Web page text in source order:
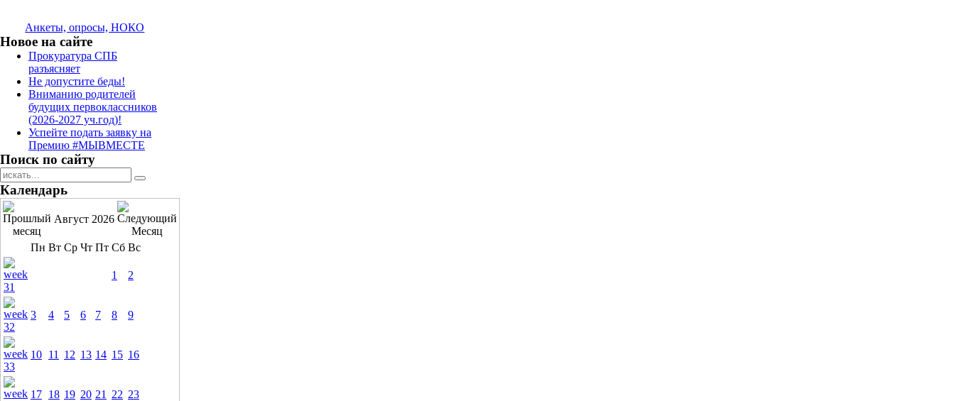
Анкеты, опросы, НОКО
Новое на сайте
Прокуратура СПБ
разъясняет
Не допустите беды!
Вниманию родителей
будущих первоклассников
(2026-2027 уч.год)!
Успейте подать заявку на
Премию #МЫВМЕСТЕ
Поиск по сайту
Календарь
Август 2026
Пн Вт Ср Чт Пт Сб Вс
1 2
3 4 5 6 7 8 9
10 11 12 13 14 15 16
17 18 19 20 21 22 23